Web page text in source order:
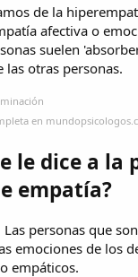
de la
afectiva o
suelen
las otras personas.
en
le dice a la
empatía?
personas que
emociones de los
empáticos.